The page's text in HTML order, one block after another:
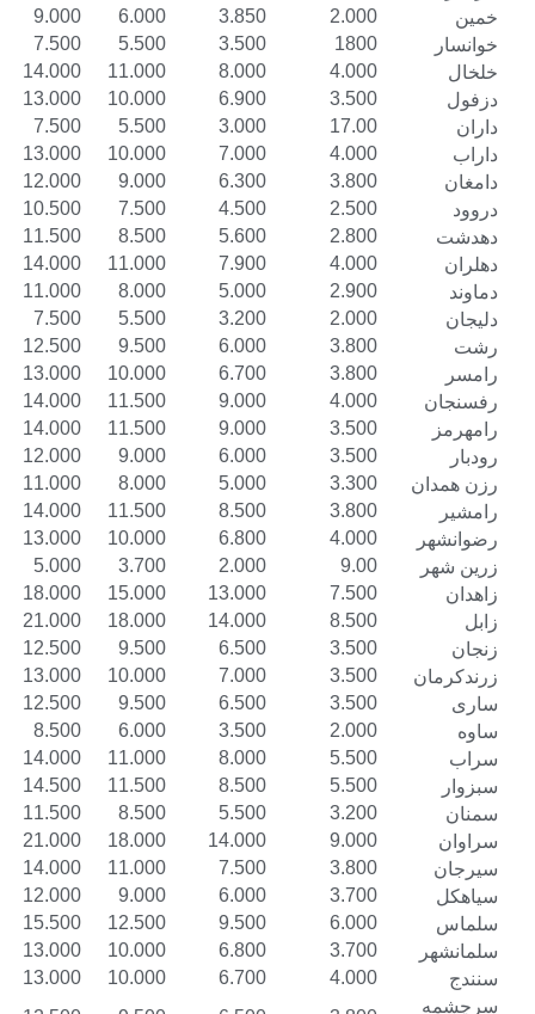
2.000
3.850
6.000
9.000
12.000
1800
3.500
5.500
7.500
10.000
4.000
8.000
11.000
14.000
17.000
3.500
6.900
10.000
13.000
16.000
17.00
3.000
5.500
7.500
10.000
4.000
7.000
10.000
13.000
16.000
3.800
6.300
9.000
12.000
15.000
2.500
4.500
7.500
10.500
13.500
2.800
5.600
8.500
11.500
14.500
4.000
7.900
11.000
14.000
17.000
2.900
5.000
8.000
11.000
14.000
2.000
3.200
5.500
7.500
10.000
3.800
6.000
9.500
12.500
15.500
3.800
6.700
10.000
13.000
16.000
4.000
9.000
11.500
14.000
16.500
3.500
9.000
11.500
14.000
16.500
3.500
6.000
9.000
12.000
15.000
3.300
5.000
8.000
11.000
14.000
3.800
8.500
11.500
14.000
17.000
4.000
6.800
10.000
13.000
16.000
9.00
2.000
3.700
5.000
7.000
7.500
13.000
15.000
18.000
21.000
8.500
14.000
18.000
21.000
24.000
3.500
6.500
9.500
12.500
15.500
3.500
7.000
10.000
13.000
16.000
3.500
6.500
9.500
12.500
15.500
2.000
3.500
6.000
8.500
11.000
5.500
8.000
11.000
14.000
17.000
5.500
8.500
11.500
14.500
17.500
3.200
5.500
8.500
11.500
14.500
9.000
14.000
18.000
21.000
24.000
3.800
7.500
11.000
14.000
17.000
3.700
6.000
9.000
12.000
15.000
6.000
9.500
12.500
15.500
18.500
3.700
6.800
10.000
13.000
16.000
4.000
6.700
10.000
13.000
16.000